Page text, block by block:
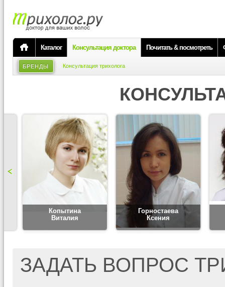
Каталог Консультация доктора Почитать & посмотреть
БРЕНДЫ Консультация трихолога
Копытина
Виталия
Горностаева
Ксения
ЗАДАТЬ ВОПРОС